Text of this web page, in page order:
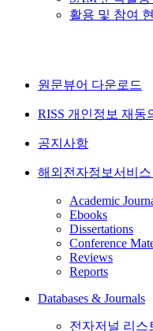
활용 및 참여
원문뷰어 다운로드
RISS 개인정보 재동
공지사항
해외전자정보서비스
Academic
Ebooks
Dissertations
Conference
Reviews
Reports
Databases & Journals
전자저널 리스